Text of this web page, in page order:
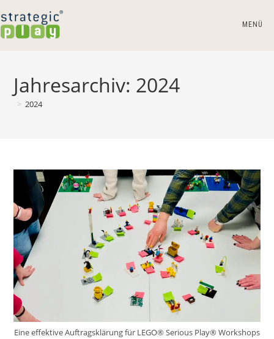
Inhalt
springen
MENÜ
Jahresarchiv: 2024
> 2024
Eine effektive Auftragsklärung für LEGO® Serious Play® Workshops